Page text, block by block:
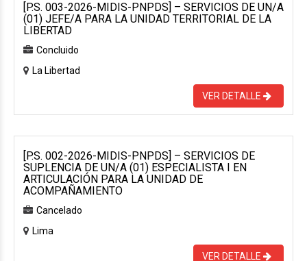
[P.S. 003-2026-MIDIS-PNPDS] – SERVICIOS DE UN/A
(01) JEFE/A PARA LA UNIDAD TERRITORIAL DE LA
LIBERTAD
Concluido
La Libertad
VER DETALLE
[P.S. 002-2026-MIDIS-PNPDS] – SERVICIOS DE
SUPLENCIA DE UN/A (01) ESPECIALISTA I EN
ARTICULACIÓN PARA LA UNIDAD DE
ACOMPAÑAMIENTO
Cancelado
Lima
VER DETALLE